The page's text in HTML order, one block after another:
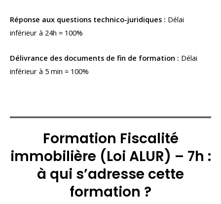
Réponse aux questions technico-juridiques : Délai
inférieur à 24h = 100%
Délivrance des documents de fin de formation : Délai
inférieur à 5 min = 100%
Formation Fiscalité
immobilière (Loi ALUR) – 7h :
à qui s’adresse cette
formation ?